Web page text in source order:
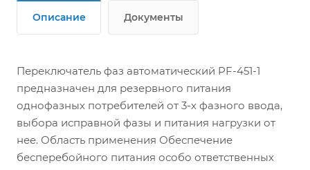
Описание Документы
Переключатель фаз автоматический PF-451-1
предназначен для резервного питания
однофазных потребителей от 3-х фазного ввода,
выбора исправной фазы и питания нагрузки от
нее. Область применения Обеспечение
бесперебойного питания особо ответственных